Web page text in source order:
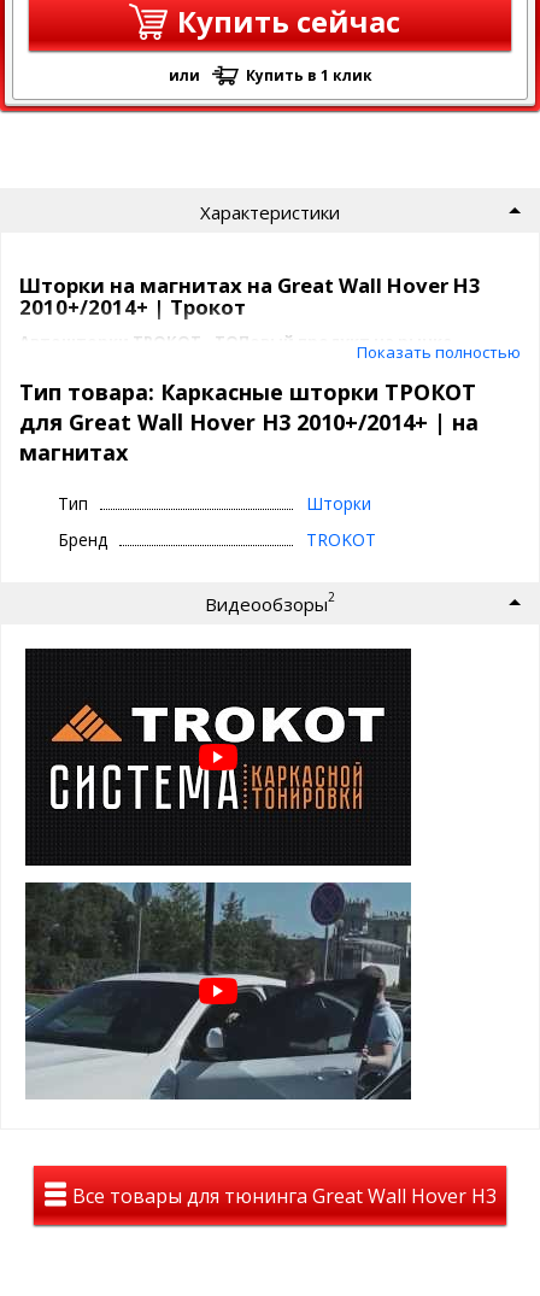
Купить сейчас
или Купить в 1 клик
Характеристики
Шторки на магнитах на Great Wall Hover H3
2010+/2014+ | Трокот
Автошторки ТРОКОТ - ТОПовый продукт на рынке
Их советуют известные автоблогеры, такие как Academeg, Лиса
Рулит и полно положительных отзывов в интернете.
За что мы любим ТРОКОТ шторки для
Great Wall Hover H3 2010+/2014+ ?
отличная обзорность
качество продукции (крепления, материалы)
идеальное прилегание
Преимущества шторок для Great Wall
Hover H3 2010+/2014+:
задержка солнечных лучей
предотвращение нагрева салона
защита от посторонних взглядов
Особенности и установка:
держатся на магнитах, установленных в оконный проем
двери
элементарная установка и снятие
не слетают от опускания стекла
не слетают на высокой скорости
Показать полностью
Тип товара: Каркасные шторки ТРОКОТ
для Great Wall Hover H3 2010+/2014+ | на
магнитах
Тип
Шторки
Бренд
TROKOT
Видеообзоры2
Все товары для тюнинга Great Wall Hover H3